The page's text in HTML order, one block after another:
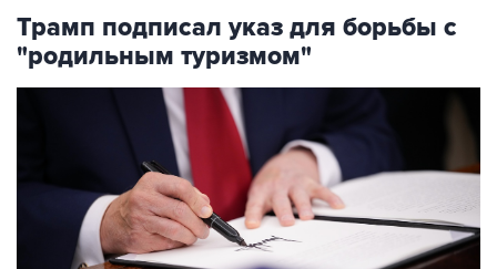
Трамп подписал указ для борьбы с
"родильным туризмом"